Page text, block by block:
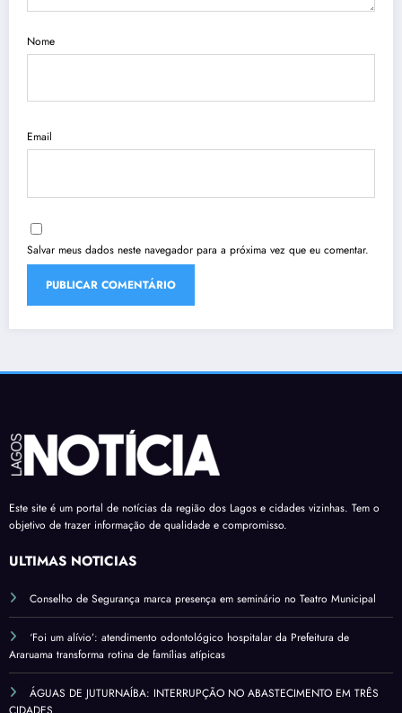
Nome
Email
Salvar meus dados neste navegador para a próxima vez que eu comentar.
Este site é um portal de notícias da região dos Lagos e cidades vizinhas. Tem o
objetivo de trazer informação de qualidade e compromisso.
ÚLTIMAS NOTÍCIAS
Conselho de Segurança marca presença em seminário no Teatro Municipal
‘Foi um alívio’: atendimento odontológico hospitalar da Prefeitura de
Araruama transforma rotina de famílias atípicas
ÁGUAS DE JUTURNAÍBA: INTERRUPÇÃO NO ABASTECIMENTO EM TRÊS